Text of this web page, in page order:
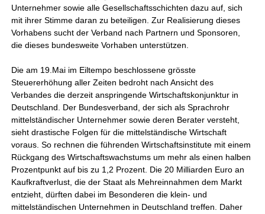
Unternehmer sowie alle Gesellschaftsschichten dazu auf, sich
mit ihrer Stimme daran zu beteiligen. Zur Realisierung dieses
Vorhabens sucht der Verband nach Partnern und Sponsoren,
die dieses bundesweite Vorhaben unterstützen.
Die am 19.Mai im Eiltempo beschlossene grösste
Steuererhöhung aller Zeiten bedroht nach Ansicht des
Verbandes die derzeit anspringende Wirtschaftskonjunktur in
Deutschland. Der Bundesverband, der sich als Sprachrohr
mittelständischer Unternehmer sowie deren Berater versteht,
sieht drastische Folgen für die mittelständische Wirtschaft
voraus. So rechnen die führenden Wirtschaftsinstitute mit einem
Rückgang des Wirtschaftswachstums um mehr als einen halben
Prozentpunkt auf bis zu 1,2 Prozent. Die 20 Milliarden Euro an
Kaufkraftverlust, die der Staat als Mehreinnahmen dem Markt
entzieht, dürften dabei im Besonderen die klein- und
mittelständischen Unternehmen in Deutschland treffen. Daher